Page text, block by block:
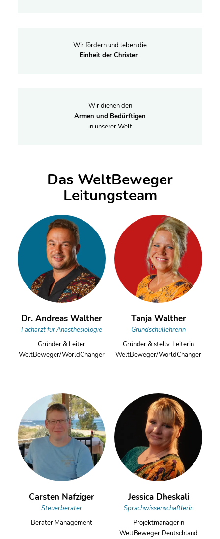
Wir fördern und leben die
Einheit der Christen.
Wir dienen den
Armen und Bedürftigen
in unserer Welt
Das WeltBeweger
Leitungsteam
Dr. Andreas Walther
Facharzt für Anästhesiologie
Gründer & Leiter
WeltBeweger/WorldChanger
Tanja Walther
Grundschullehrerin
Gründer & stellv. Leiterin
WeltBeweger/WorldChanger
Carsten Nafziger
Steuerberater
Berater Management
Jessica Dheskali
Sprachwissenschaftlerin
Projektmanagerin
WeltBeweger Deutschland